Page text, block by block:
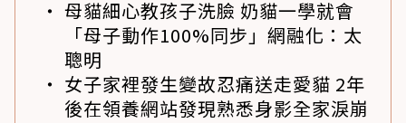
母貓細心教孩子洗臉 奶貓一學就會
「母子動作100%同步」網融化：太
聰明
女子家裡發生變故忍痛送走愛貓 2年
後在領養網站發現熟悉身影全家淚崩